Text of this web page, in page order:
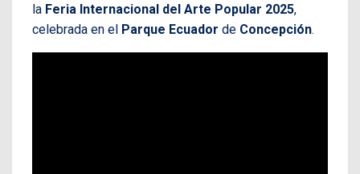
la Feria Internacional del Arte Popular 2025,
celebrada en el Parque Ecuador de Concepción.